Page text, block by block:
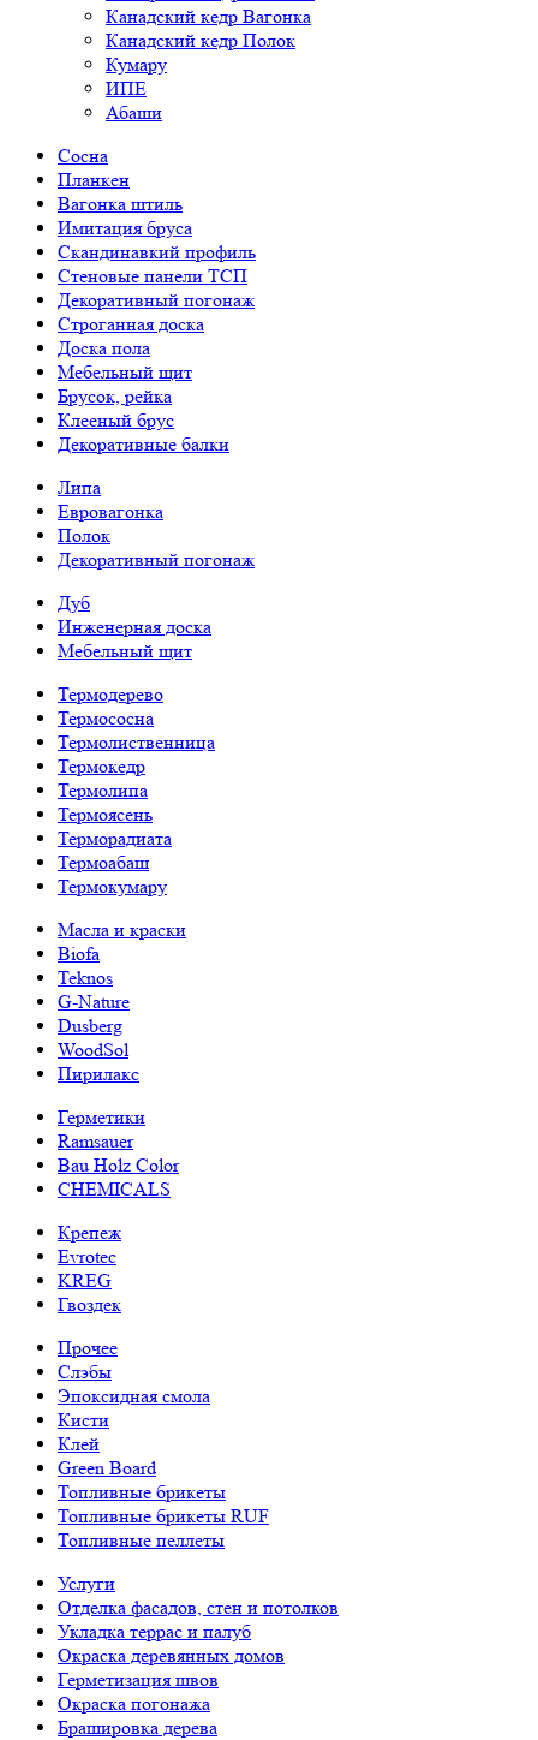
Канадский кедр Вагонка
Канадский кедр Полок
Кумару
ИПЕ
Абаши
Сосна
Планкен
Вагонка штиль
Имитация бруса
Скандинавкий профиль
Стеновые панели ТСП
Декоративный погонаж
Строганная доска
Доска пола
Мебельный щит
Брусок, рейка
Клееный брус
Декоративные балки
Липа
Евровагонка
Полок
Декоративный погонаж
Дуб
Инженерная доска
Мебельный щит
Термодерево
Термососна
Термолиственница
Термокедр
Термолипа
Термоясень
Терморадиата
Термоабаш
Термокумару
Масла и краски
Biofa
Teknos
G-Nature
Dusberg
WoodSol
Пирилакс
Герметики
Ramsauer
Bau Holz Color
CHEMICALS
Крепеж
Evrotec
KREG
Гвоздек
Прочее
Слэбы
Эпоксидная смола
Кисти
Клей
Green Board
Топливные брикеты
Топливные брикеты RUF
Топливные пеллеты
Услуги
Отделка фасадов, стен и потолков
Укладка террас и палуб
Окраска деревянных домов
Герметизация швов
Окраска погонажа
Брашировка дерева